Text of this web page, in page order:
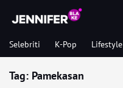
Selebriti K-Pop Lifestyle
Tag: Pamekasan